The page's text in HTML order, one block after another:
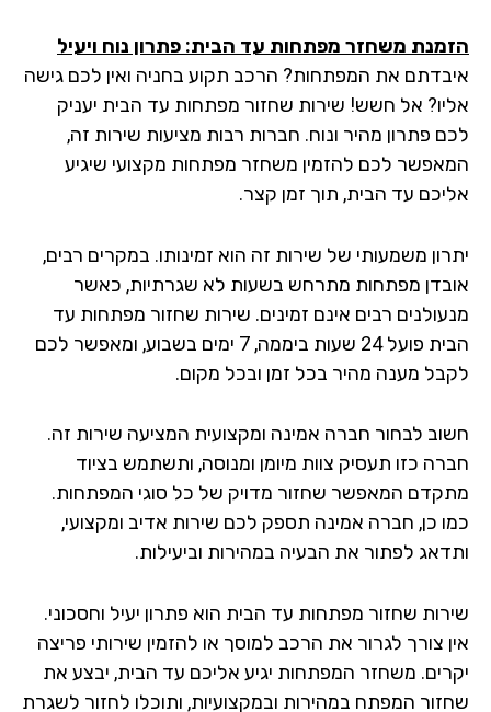
משחזר מפתחות עד הבית: פתרון נוח ויעיל
את המפתחות? הרכב תקוע בחניה ואין לכם גישה
אל חשש! שירות שחזור מפתחות עד הבית יעניק
פתרון מהיר ונוח. חברות רבות מציעות שירות זה,
לכם להזמין משחזר מפתחות מקצועי שיגיע
עד הבית, תוך זמן קצר.
משמעותי של שירות זה הוא זמינותו. במקרים רבים,
מפתחות מתרחש בשעות לא שגרתיות, כאשר
רבים אינם זמינים. שירות שחזור מפתחות עד
הבית פועל 24 שעות ביממה, 7 ימים בשבוע, ומאפשר לכם
מענה מהיר בכל זמן ובכל מקום.
לבחור חברה אמינה ומקצועית המציעה שירות זה.
כזו תעסיק צוות מיומן ומנוסה, ותשתמש בציוד
המאפשר שחזור מדויק של כל סוגי המפתחות.
כן, חברה אמינה תספק לכם שירות אדיב ומקצועי,
לפתור את הבעיה במהירות וביעילות.
שחזור מפתחות עד הבית הוא פתרון יעיל וחסכוני.
צורך לגרור את הרכב למוסך או להזמין שירותי פריצה
משחזר המפתחות יגיע אליכם עד הבית, יבצע את
המפתח במהירות ובמקצועיות, ותוכלו לחזור לשגרת